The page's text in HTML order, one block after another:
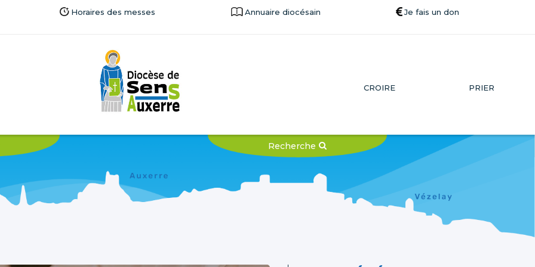
Horaires des messes Annuaire diocésain Je fais un don
CROIRE PRIER
Recherche